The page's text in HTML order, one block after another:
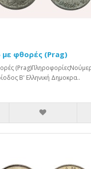
με φθορές (Prag)
Β' Ελληνική Δημοκρα..